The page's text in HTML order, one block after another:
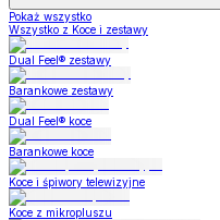
Pokaż wszystko
Wszystko z Koce i zestawy
Dual Feel® zestawy
Barankowe zestawy
Dual Feel® koce
Barankowe koce
Koce i śpiwory telewizyjne
Koce z mikropluszu